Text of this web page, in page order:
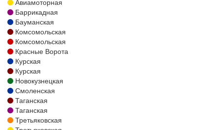
Баррикадная
Бауманская
Комсомольская
Комсомольская
Красные Ворота
Курская
Курская
Новокузнецкая
Смоленская
Таганская
Таганская
Третьяковская